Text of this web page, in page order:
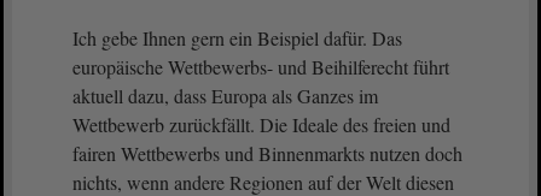
Ich gebe Ihnen gern ein Beispiel dafür. Das
europäische Wettbewerbs- und Beihilferecht führt
aktuell dazu, dass Europa als Ganzes im
Wettbewerb zurückfällt. Die Ideale des freien und
fairen Wettbewerbs und Binnenmarkts nutzen doch
nichts, wenn andere Regionen auf der Welt diesen